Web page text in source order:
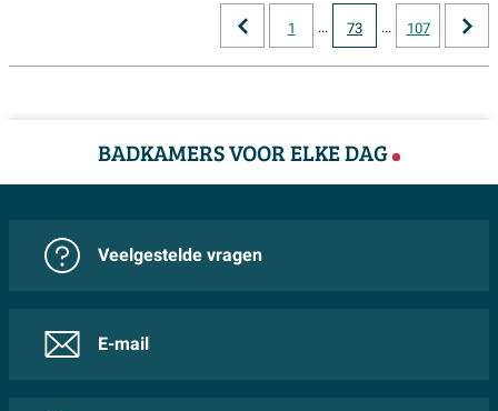
1 ... 73 ... 107
BADKAMERS VOOR ELKE DAG
Veelgestelde vragen
E-mail